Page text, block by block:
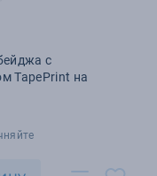
с
TapePrint на